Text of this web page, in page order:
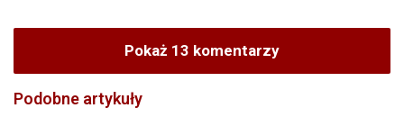
Pokaż 13 komentarzy
Podobne artykuły